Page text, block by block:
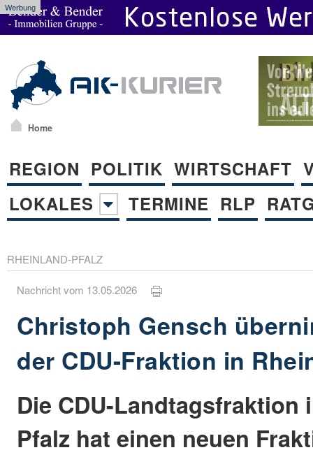
Werbung
Home
REGION POLITIK WIRTSCHAFT
LOKALES
TERMINE RLP
RHEINLAND-PFALZ
Nachricht vom 13.05.2026
Christoph Gensch
der CDU-Fraktion in
Die CDU-Landtagsfraktion
Pfalz hat einen neuen